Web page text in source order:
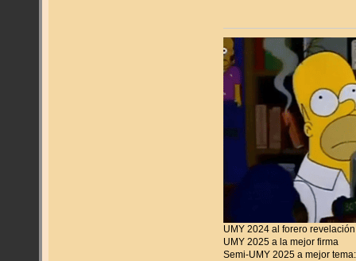
UMY 2024 al forero revelación
UMY 2025 a la mejor firma
Semi-UMY 2025 a mejor